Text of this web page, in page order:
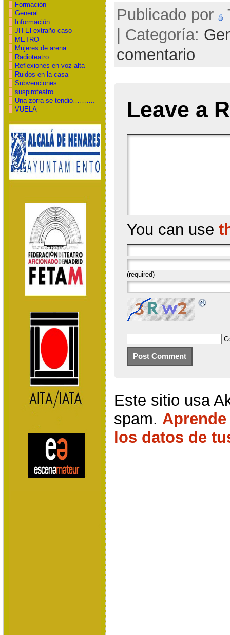
Formación
General
Información
JH El extraño caso
METRO
Mujeres de arena
Radioteatro
Reflexiones en voz alta
Ruidos en la casa
Subvenciones
suspiroteatro
Una zorra se tendió……….
VUELA
Publicado por
| Categoría:
comentario
Leave a
You can use
(required)
Este sitio usa
spam.
los datos de